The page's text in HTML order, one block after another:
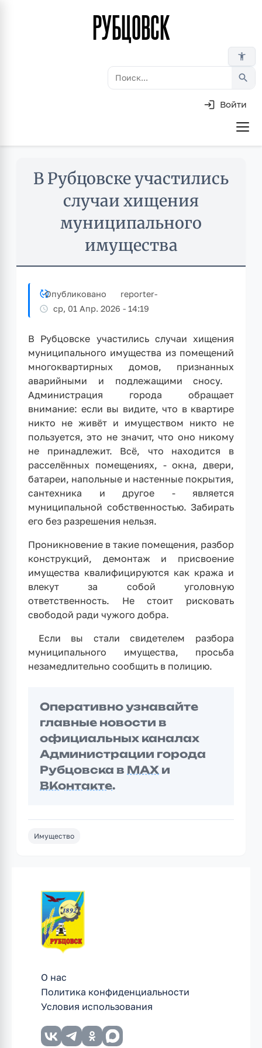
РУБЦОВСК
accessibility_new
search
Войти
В Рубцовске участились
случаи хищения
муниципального
имущества
Опубликовано reporter-
ср, 01 Апр. 2026 - 14:19
В Рубцовске участились случаи хищения
муниципального имущества из помещений
многоквартирных домов, признанных
аварийными и подлежащими сносу. ⁣
Администрация города обращает
внимание: если вы видите, что в квартире
никто не живёт и имуществом никто не
пользуется, это не значит, что оно никому
не принадлежит. Всё, что находится в
расселённых помещениях, - окна, двери,
батареи, напольные и настенные покрытия,
сантехника и другое - является
муниципальной собственностью. Забирать
его без разрешения нельзя. ⁣
Проникновение в такие помещения, разбор
конструкций, демонтаж и присвоение
имущества квалифицируются как кража и
влекут за собой уголовную
ответственность. Не стоит рисковать
свободой ради чужого добра.
⁣ Если вы стали свидетелем разбора
муниципального имущества, просьба
незамедлительно сообщить в полицию.
Оперативно узнавайте
главные новости в
официальных каналах
Администрации города
Рубцовска в MAX и
ВКонтакте.
Имущество
О нас
Политика конфиденциальности
Условия использования